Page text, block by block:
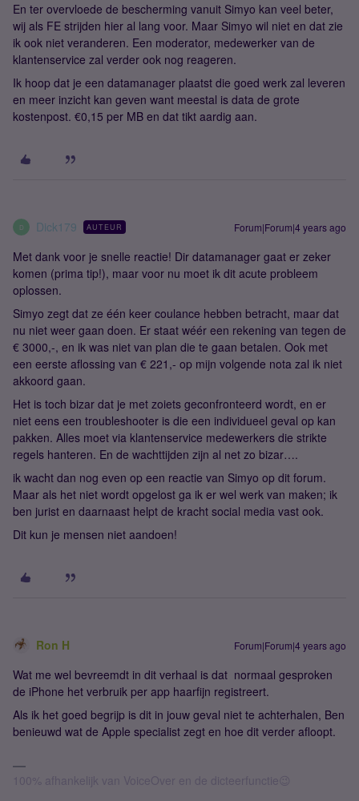
En ter overvloede de bescherming vanuit Simyo kan veel beter,
wij als FE strijden hier al lang voor. Maar Simyo wil niet en dat zie
ik ook niet veranderen. Een moderator, medewerker van de
klantenservice zal verder ook nog reageren.
Ik hoop dat je een datamanager plaatst die goed werk zal leveren
en meer inzicht kan geven want meestal is data de grote
kostenpost. €0,15 per MB en dat tikt aardig aan.
D Dick179 AUTEUR Forum|Forum|4 years ago
Met dank voor je snelle reactie! Dir datamanager gaat er zeker
komen (prima tip!), maar voor nu moet ik dit acute probleem
oplossen.
Simyo zegt dat ze één keer coulance hebben betracht, maar dat
nu niet weer gaan doen. Er staat wéér een rekening van tegen de
€ 3000,-, en ik was niet van plan die te gaan betalen. Ook met
een eerste aflossing van € 221,- op mijn volgende nota zal ik niet
akkoord gaan.
Het is toch bizar dat je met zoiets geconfronteerd wordt, en er
niet eens een troubleshooter is die een individueel geval op kan
pakken. Alles moet via klantenservice medewerkers die strikte
regels hanteren. En de wachttijden zijn al net zo bizar….
ik wacht dan nog even op een reactie van Simyo op dit forum.
Maar als het niet wordt opgelost ga ik er wel werk van maken; ik
ben jurist en daarnaast helpt de kracht social media vast ook.
Dit kun je mensen niet aandoen!
Ron H Forum|Forum|4 years ago
Wat me wel bevreemdt in dit verhaal is dat normaal gesproken
de iPhone het verbruik per app haarfijn registreert.
Als ik het goed begrijp is dit in jouw geval niet te achterhalen, Ben
benieuwd wat de Apple specialist zegt en hoe dit verder afloopt.
100% afhankelijk van VoiceOver en de dicteerfunctie😉